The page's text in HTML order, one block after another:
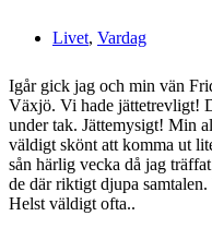
Livet, Vardag
Igår gick jag och min vän
Växjö. Vi hade jättetrevligt!
under tak. Jättemysigt! Min
väldigt skönt att komma ut
sån härlig vecka då jag
de där riktigt djupa
Helst väldigt ofta..